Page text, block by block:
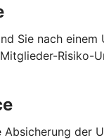
Sie nach
der